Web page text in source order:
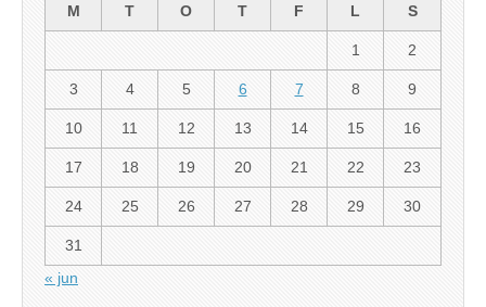
M
T O T F L S
1 2
3 4 5 6 7 8 9
10 11 12 13 14 15 16
17 18 19 20 21 22 23
24 25 26 27 28 29 30
31
« jun